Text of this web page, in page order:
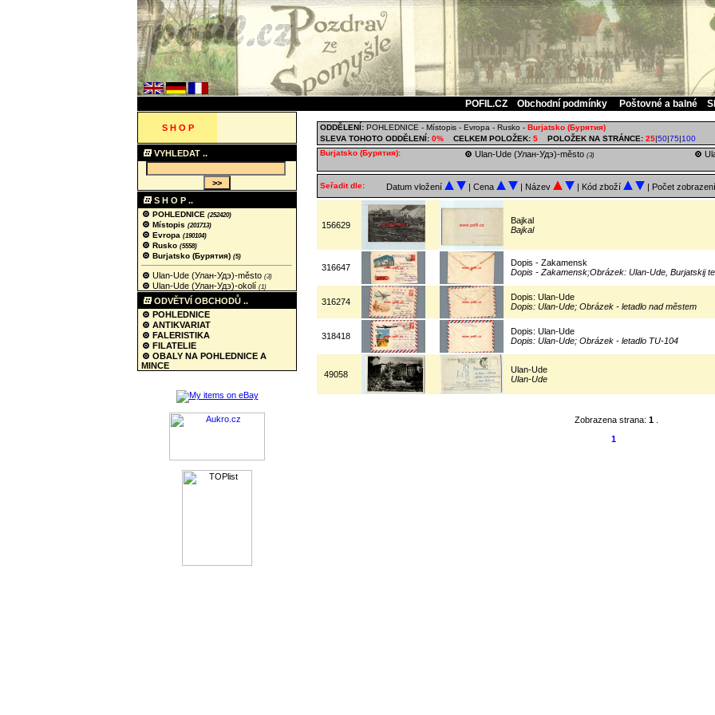
POFIL.CZ Obchodní podmínky Poštovné a balné
S H O P
VYHLEDAT ..
S H O P ..
POHLEDNICE (252420)
Místopis (201713)
Evropa (190104)
Rusko (5558)
Burjatsko (Бурятия) (5)
Ulan-Ude (Улан‑Удэ)-město (3)
Ulan-Ude (Улан‑Удэ)-okolí (1)
ODVĚTVÍ OBCHODŮ ..
POHLEDNICE
ANTIKVARIAT
FALERISTIKA
FILATELIE
OBALY NA POHLEDNICE A
MINCE
ODDĚLENÍ: POHLEDNICE - Místopis - Evropa - Rusko - Burjatsko (Бурятия)
SLEVA TOHOTO ODDĚLENÍ: 0% CELKEM POLOŽEK: 5 POLOŽEK NA STRÁNCE: 25|50|75|100
Burjatsko (Бурятия):
Ulan-Ude (Улан‑Удэ)-město (3)
Seřadit dle: Datum vložení | Cena | Název | Kód zboží | Počet zobrazení
156629
Bajkal
Bajkal
316647
Dopis - Zakamensk
Dopis - Zakamensk;Obrázek: Ulan-Ude, Burjatskij
316274
Dopis: Ulan-Ude
Dopis: Ulan-Ude; Obrázek - letadlo nad městem
318418
Dopis: Ulan-Ude
Dopis: Ulan-Ude; Obrázek - letadlo TU-104
49058
Ulan-Ude
Ulan-Ude
Zobrazena strana: 1.
1